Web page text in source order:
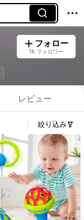
フォロー
1K フォロワー
レビュー
絞り込み